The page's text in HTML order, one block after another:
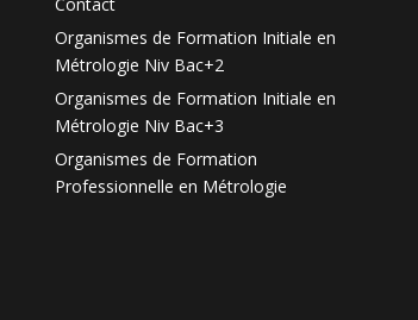
Contact
Organismes de Formation Initiale en
Métrologie Niv Bac+2
Organismes de Formation Initiale en
Métrologie Niv Bac+3
Organismes de Formation
Professionnelle en Métrologie